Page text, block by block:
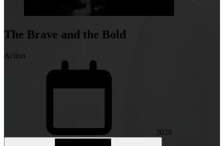
The Brave and the Bold
Action
2028